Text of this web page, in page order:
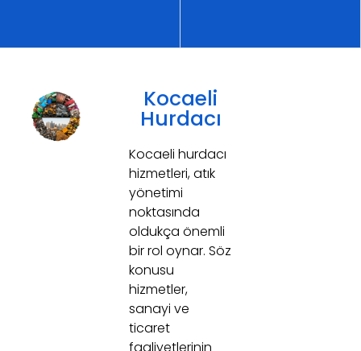
Kocaeli
Hurdacı
Kocaeli hurdacı
hizmetleri, atık
yönetimi
noktasında
oldukça önemli
bir rol oynar. Söz
konusu
hizmetler,
sanayi ve
ticaret
faaliyetlerinin